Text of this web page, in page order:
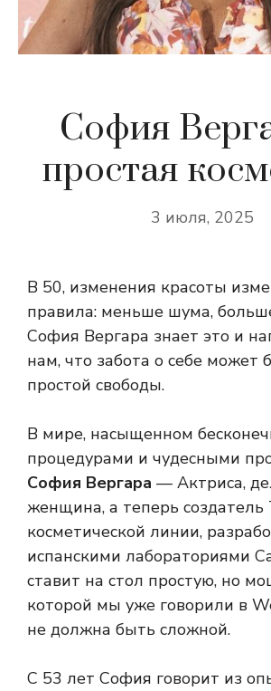
София
простая
3 июля, 2025
В 50, изменения красоты
правила: меньше шума,
София Вергара знает это и
нам, что забота о себе может
простой свободы.
В мире, насыщенном
процедурами и чудесными
София Вергара — Актриса,
женщина, а теперь создатель
косметической линии,
испанскими лабораториями
ставит на стол простую, но
которой мы уже говорили в
не должна быть сложной.
С 53 лет София говорит из